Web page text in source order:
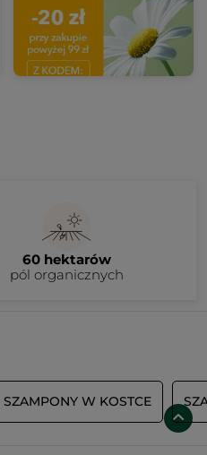
60 hektarów
pól organicznych
SZAMPONY W KOSTCE